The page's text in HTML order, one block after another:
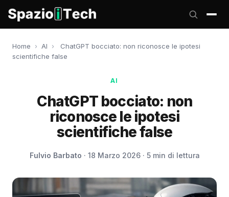
Home › AI ›
ChatGPT bocciato: non riconosce le ipotesi
scientifiche false
AI
ChatGPT bocciato: non
riconosce le ipotesi
scientifiche false
Fulvio Barbato · 18 Marzo 2026 · 5 min di lettura